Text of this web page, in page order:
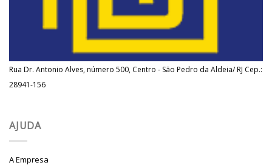
Rua Dr. Antonio Alves, número 500, Centro - São Pedro da Aldeia/ RJ Cep.:
28941-156
AJUDA
A Empresa